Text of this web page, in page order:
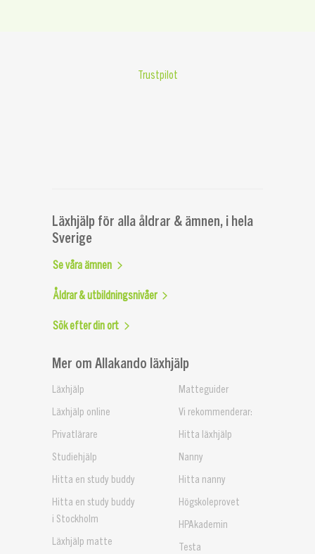
Trustpilot
Mer om Allakando läxhjälp
Läxhjälp
Läxhjälp online
Privatlärare
Studiehjälp
Hitta en study buddy
Hitta en study buddy
i Stockholm
Läxhjälp matte
Matteguider
Vi rekommenderar:
Hitta läxhjälp
Nanny
Hitta nanny
Högskoleprovet
HPAkademin
Testa
Läxhjälp för alla åldrar & ämnen, i hela
Sverige
Se våra ämnen
Åldrar & utbildningsnivåer
Sök efter din ort